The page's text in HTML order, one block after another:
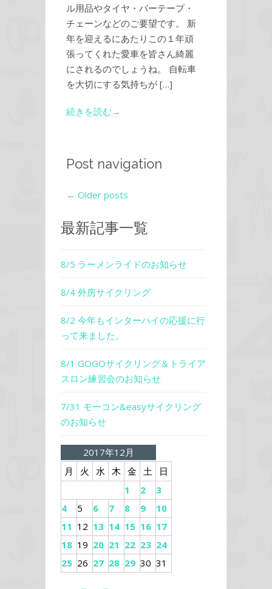
ル用品やタイヤ・バーテープ・
チェーンなどのご要望です。 新
年を迎えるにあたりこの１年頑
張ってくれた愛車を皆さん綺麗
にされるのでしょうね。 自転車
を大切にする気持ちが […]
続きを読む→
Post navigation
← Older posts
最新記事一覧
8/5 ラーメンライドのお知らせ
8/4 外房サイクリング
8/2 今年もインターハイの応援に行
って来ました。
8/1 GOGOサイクリング＆トライア
スロン練習会のお知らせ
7/31 モーコン&easyサイクリング
のお知らせ
2017年12月
月
火 水 木 金 土
日
1
2
3
4
5 6 7 8 9
10
11 12 13 14 15 16 17
18 19 20 21 22 23 24
25 26 27 28 29 30 31